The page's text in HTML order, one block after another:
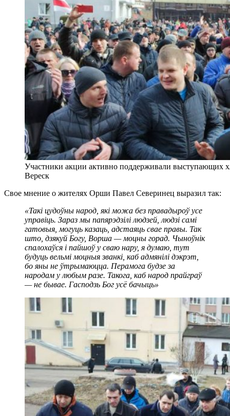
Участники акции активно поддерживали выступающих
Вереск
Свое мнение о жителях Орши Павел Северинец выразил так:
«Такі цудоўны народ, які можа без правадыроў усе
управіць. Зараз мы папярэдзілі людзей, людзі самі
гатовыя, могуць казаць, адстаяць свае правы. Так
што, дзякуй Богу, Ворша — моцны горад. Чыноўнік
спалохаўся і пайшоў у сваю нару, я думаю, тут
будуць вельмі моцныя званкі, каб адмянілі дэкрэт,
бо яны не ўтрымаюцца. Перамога будзе за
народам у любым разе. Такога, каб народ прайграў
— не бывае. Гасподзь Бог усё бачыць»